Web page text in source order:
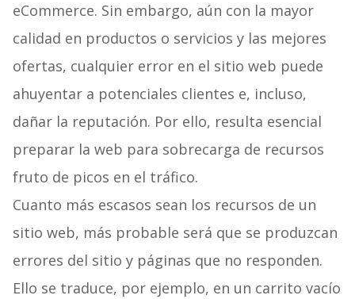
eCommerce. Sin embargo, aún con la mayor
calidad en productos o servicios y las mejores
ofertas, cualquier error en el sitio web puede
ahuyentar a potenciales clientes e, incluso,
dañar la reputación. Por ello, resulta esencial
preparar la web para sobrecarga de recursos
fruto de picos en el tráfico.
Cuanto más escasos sean los recursos de un
sitio web, más probable será que se produzcan
errores del sitio y páginas que no responden.
Ello se traduce, por ejemplo, en un carrito vacío